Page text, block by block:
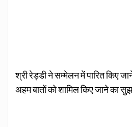
श्री रेड्डी ने सम्‍मेलन में पारित किए
अहम बातों को शामिल किए जाने का